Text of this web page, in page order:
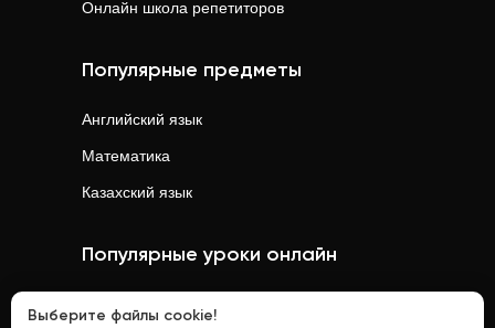
Онлайн школа репетиторов
Популярные предметы
Английский язык
Математика
Казахский язык
Популярные уроки онлайн
Выберите файлы cookie!